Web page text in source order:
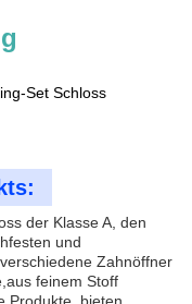
Set Schloss
der Klasse A, den
und
Zahnöffner
feinem Stoff